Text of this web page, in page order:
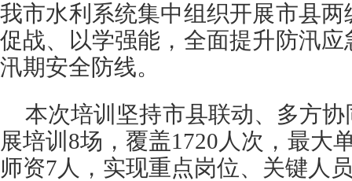
我市水利系统集中组织开展市县
促战、以学强能，全面提升防汛
汛期安全防线。
本次培训坚持市县联动、多方
展培训8场，覆盖1720人次，最大
师资7人，实现重点岗位、关键人